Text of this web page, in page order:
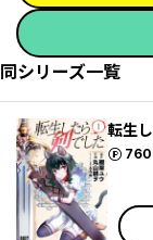
同シリーズ一覧
転生
760
ポイント